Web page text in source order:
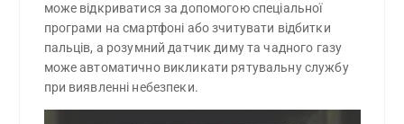
може відкриватися за допомогою спеціальної
програми на смартфоні або зчитувати відбитки
пальців, а розумний датчик диму та чадного газу
може автоматично викликати рятувальну службу
при виявленні небезпеки.